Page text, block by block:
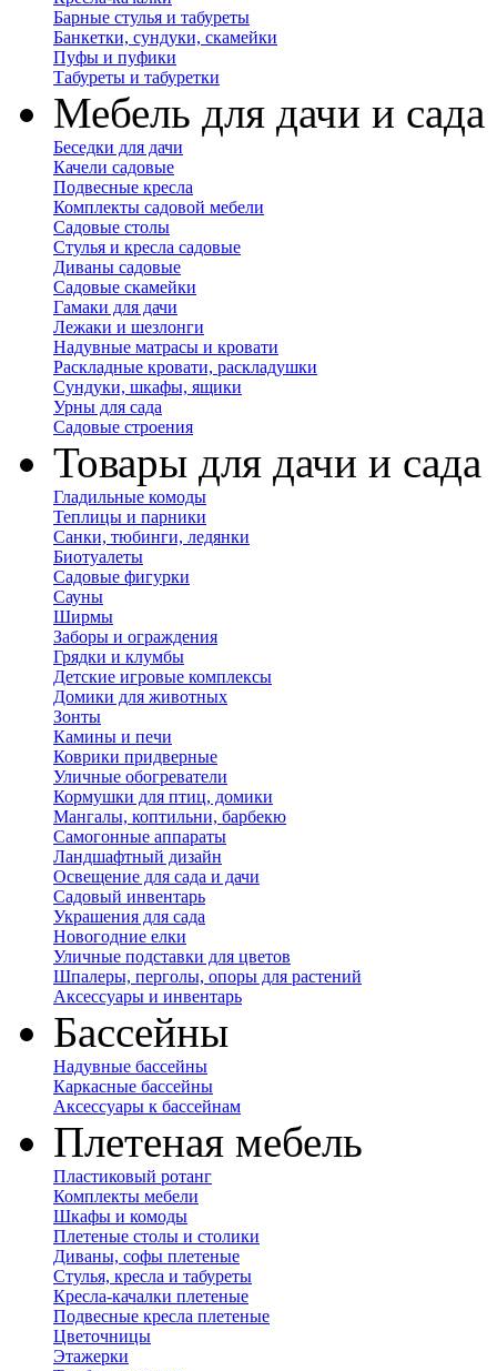
Барные стулья и табуреты
Банкетки, сундуки, скамейки
Пуфы и пуфики
Табуреты и табуретки
Мебель для дачи и сада
Беседки для дачи
Качели садовые
Подвесные кресла
Комплекты садовой мебели
Садовые столы
Стулья и кресла садовые
Диваны садовые
Садовые скамейки
Гамаки для дачи
Лежаки и шезлонги
Надувные матрасы и кровати
Раскладные кровати, раскладушки
Сундуки, шкафы, ящики
Урны для сада
Садовые строения
Товары для дачи и сада
Гладильные комоды
Теплицы и парники
Санки, тюбинги, ледянки
Биотуалеты
Садовые фигурки
Сауны
Ширмы
Заборы и ограждения
Грядки и клумбы
Детские игровые комплексы
Домики для животных
Зонты
Камины и печи
Коврики придверные
Уличные обогреватели
Кормушки для птиц, домики
Мангалы, коптильни, барбекю
Самогонные аппараты
Ландшафтный дизайн
Освещение для сада и дачи
Садовый инвентарь
Украшения для сада
Новогодние елки
Уличные подставки для цветов
Шпалеры, перголы, опоры для растений
Аксессуары и инвентарь
Бассейны
Надувные бассейны
Каркасные бассейны
Аксессуары к бассейнам
Плетеная мебель
Пластиковый ротанг
Комплекты мебели
Шкафы и комоды
Плетеные столы и столики
Диваны, софы плетеные
Стулья, кресла и табуреты
Кресла-качалки плетеные
Подвесные кресла плетеные
Цветочницы
Этажерки